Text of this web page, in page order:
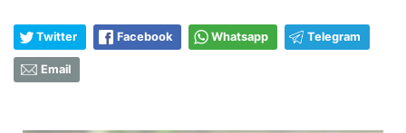
Twitter Facebook Whatsapp Telegram
Email